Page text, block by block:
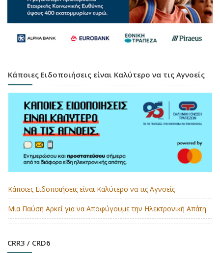
Κάποιες Ειδοποιήσεις είναι Καλύτερο να τις Αγνοείς
Κάποιες Ειδοποιήσεις είναι Καλύτερο να τις Αγνοείς
Μια Παύση Αρκεί για να Αποφύγουμε την Ηλεκτρονική Απάτη
CRR3 / CRD6